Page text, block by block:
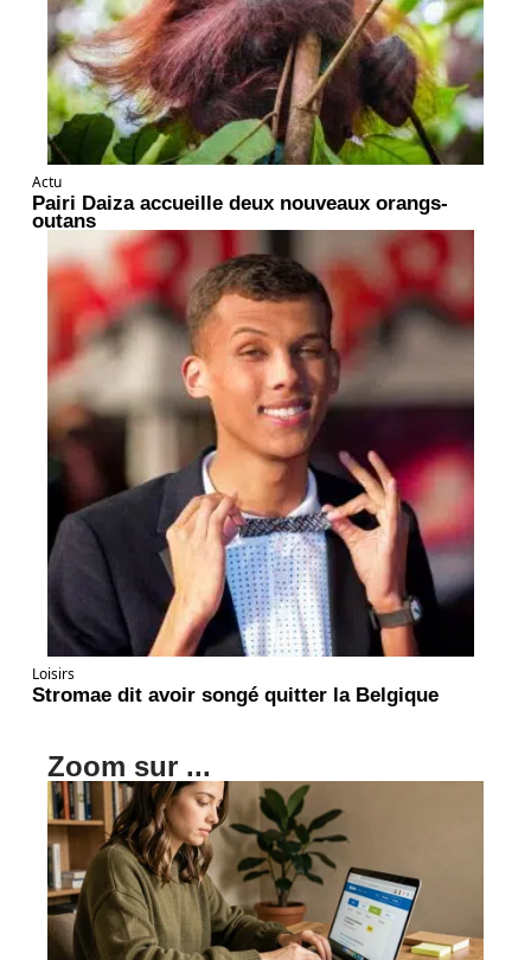
Actu
Pairi Daiza accueille deux nouveaux orangs-
outans
Loisirs
Stromae dit avoir songé quitter la Belgique
Zoom sur ...